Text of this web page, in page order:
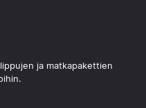
ja matkapakettien